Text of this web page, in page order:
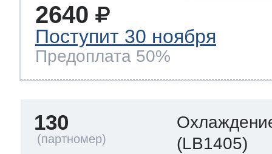
2640
Поступит 30 ноября
Предоплата 50%
130
(LB1405)